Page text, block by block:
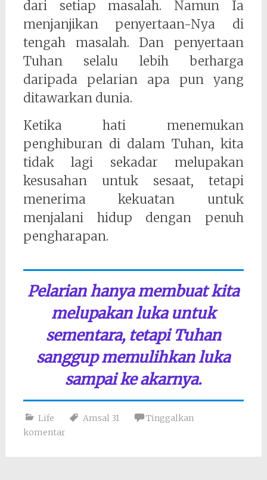
dari setiap masalah. Namun Ia
menjanjikan penyertaan-Nya di
tengah masalah. Dan penyertaan
Tuhan selalu lebih berharga
daripada pelarian apa pun yang
ditawarkan dunia.
Ketika hati menemukan
penghiburan di dalam Tuhan, kita
tidak lagi sekadar melupakan
kesusahan untuk sesaat, tetapi
menerima kekuatan untuk
menjalani hidup dengan penuh
pengharapan.
Pelarian hanya membuat kita
melupakan luka untuk
sementara, tetapi Tuhan
sanggup memulihkan luka
sampai ke akarnya.
Life Amsal 31
Tinggalkan
komentar